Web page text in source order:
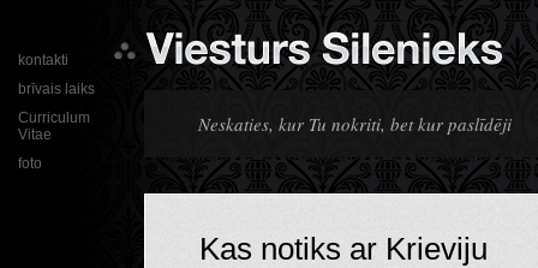
Neskaties, kur Tu nokriti, bet kur paslīdēji
kontakti
brīvais laiks
Curriculum
Vitae
foto
Kas notiks ar Krieviju